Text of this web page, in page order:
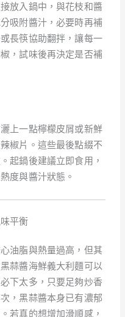
放入鍋中，與花枝和醬
吸附醬汁，必要時再補
長筷協助翻拌，讓每一
，試味後再決定是否補
上一點檸檬皮屑或新鮮
椒片。這些最後點綴不
起鍋後建議立即食用，
度與醬汁狀態。
平衡
油脂與熱量過高，但其
蒜醬海鮮義大利麵可以
下太多，只要足夠炒香
，黑蒜醬本身已有濃郁
若真的想增加滑順感，